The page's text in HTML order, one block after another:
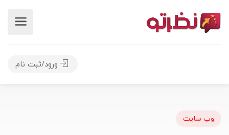
ورود/ثبت نام
وب سایت